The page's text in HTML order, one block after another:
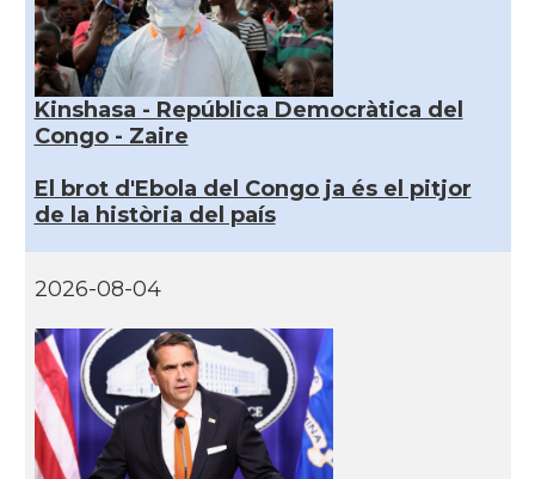
Kinshasa - República Democràtica del
Congo - Zaire
El brot d'Ebola del Congo ja és el pitjor
de la història del país
2026-08-04